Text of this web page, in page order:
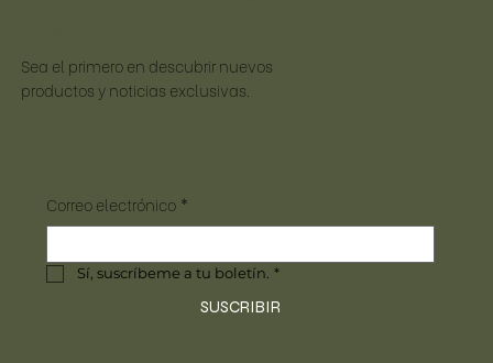
Sea el primero en descubrir nuevos
productos y noticias exclusivas.
Correo electrónico *
Sí, suscríbeme a tu boletín. *
SUSCRIBIR